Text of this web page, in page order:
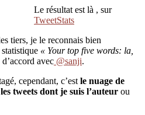
Le résultat est là , sur
TweetStats
tiers, je le reconnais bien
« Your top five words: la,
avec @sanji.
cependant, c’est le nuage de
tweets dont je suis l’auteur ou